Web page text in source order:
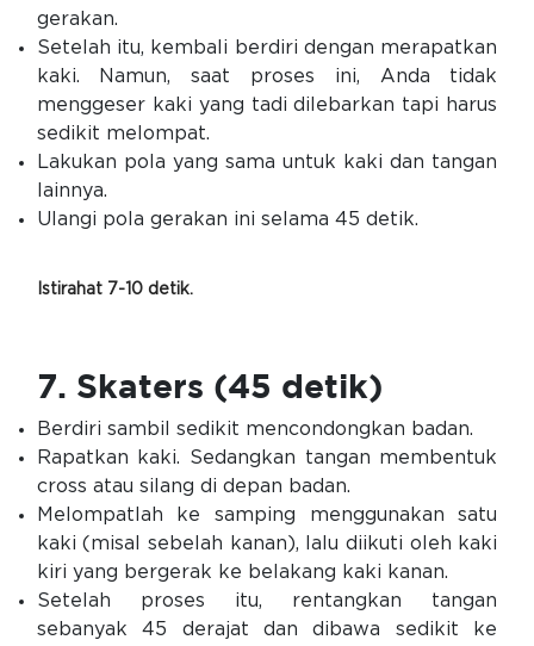
gerakan.
Setelah itu, kembali berdiri dengan merapatkan
kaki. Namun, saat proses ini, Anda tidak
menggeser kaki yang tadi dilebarkan tapi harus
sedikit melompat.
Lakukan pola yang sama untuk kaki dan tangan
lainnya.
Ulangi pola gerakan ini selama 45 detik.
Istirahat 7-10 detik.
7. Skaters (45 detik)
Berdiri sambil sedikit mencondongkan badan.
Rapatkan kaki. Sedangkan tangan membentuk
cross atau silang di depan badan.
Melompatlah ke samping menggunakan satu
kaki (misal sebelah kanan), lalu diikuti oleh kaki
kiri yang bergerak ke belakang kaki kanan.
Setelah proses itu, rentangkan tangan
sebanyak 45 derajat dan dibawa sedikit ke